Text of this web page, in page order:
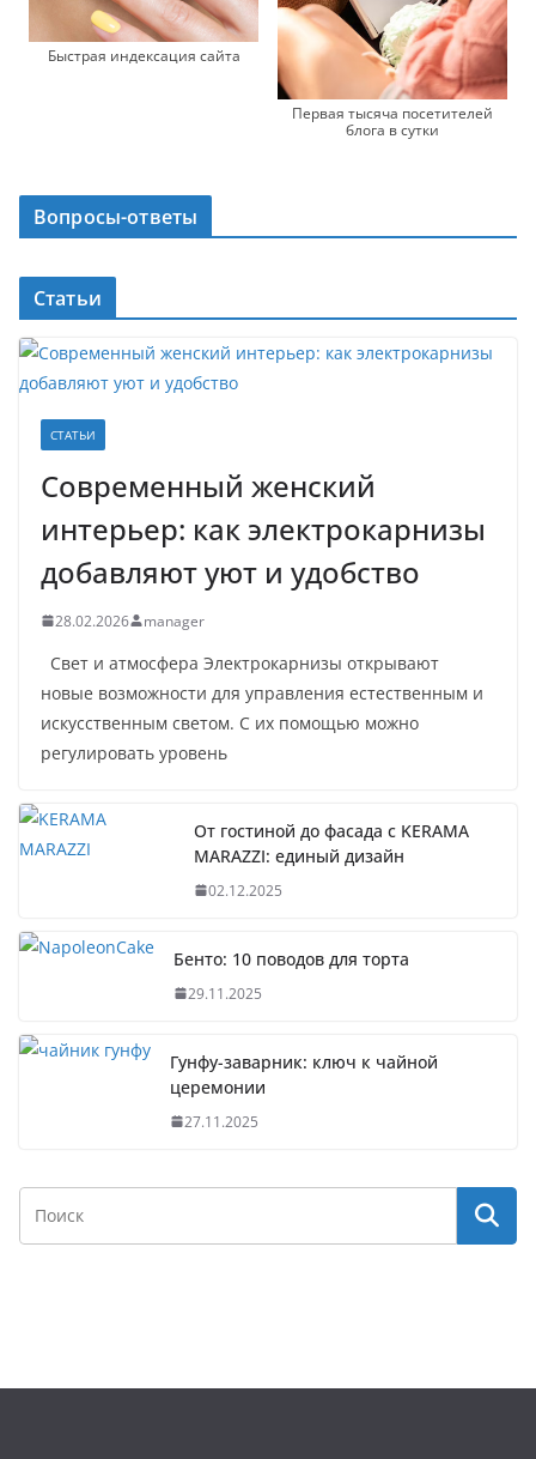
Быстрая индексация сайта
Первая тысяча посетителей
блога в сутки
Вопросы-ответы
Статьи
СТАТЬИ
Современный женский
интерьер: как электрокарнизы
добавляют уют и удобство
28.02.2026 manager
Свет и атмосфера Электрокарнизы открывают
новые возможности для управления естественным и
искусственным светом. С их помощью можно
регулировать уровень
От гостиной до фасада с KERAMA
MARAZZI: единый дизайн
02.12.2025
Бенто: 10 поводов для торта
29.11.2025
Гунфу-заварник: ключ к чайной
церемонии
27.11.2025